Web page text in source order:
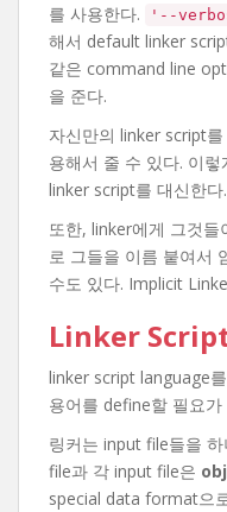
를 사용한다.
'--
해서 default linker
같은 command line
을 준다.
자신만의 linker script를
용해서 줄 수 있다. 이
linker script를 대신한다.
또한, linker에게 그것
로 그들을 이름 붙여서
수도 있다. Implicit
Linker
linker script language
용어를 define할 필요가
링커는 input file들을
file과 각 input file은
special data format으